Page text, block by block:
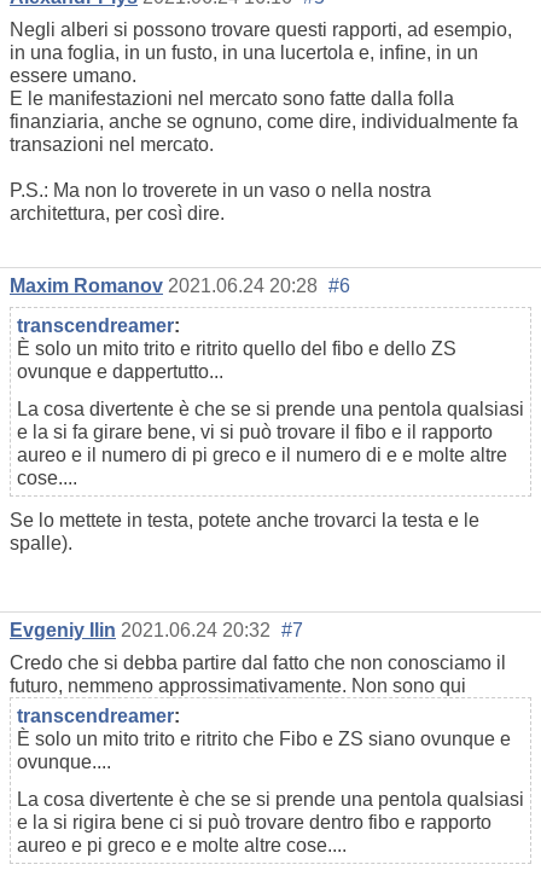
Negli alberi si possono trovare questi rapporti, ad esempio,
in una foglia, in un fusto, in una lucertola e, infine, in un
essere umano.
E le manifestazioni nel mercato sono fatte dalla folla
finanziaria, anche se ognuno, come dire, individualmente fa
transazioni nel mercato.
P.S.: Ma non lo troverete in un vaso o nella nostra
architettura, per così dire.
Maxim Romanov 2021.06.24 20:28 #6
transcendreamer:
È solo un mito trito e ritrito quello del fibo e dello ZS
ovunque e dappertutto...
La cosa divertente è che se si prende una pentola qualsiasi
e la si fa girare bene, vi si può trovare il fibo e il rapporto
aureo e il numero di pi greco e il numero di e e molte altre
cose....
Se lo mettete in testa, potete anche trovarci la testa e le
spalle).
Evgeniy Ilin 2021.06.24 20:32 #7
Credo che si debba partire dal fatto che non conosciamo il
futuro, nemmeno approssimativamente. Non sono qui
transcendreamer:
È solo un mito trito e ritrito che Fibo e ZS siano ovunque e
ovunque....
La cosa divertente è che se si prende una pentola qualsiasi
e la si rigira bene ci si può trovare dentro fibo e rapporto
aureo e pi greco e e molte altre cose....